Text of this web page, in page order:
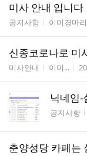
미사 안내 입니다
게시판명
공지사항 작성자
이미경마
신종코로나로 미
게시판명
미사안내 작성자
이미...
닉네임-
게시판명
공지사항
춘양성당 카페는